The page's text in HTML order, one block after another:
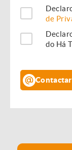
de
do Há